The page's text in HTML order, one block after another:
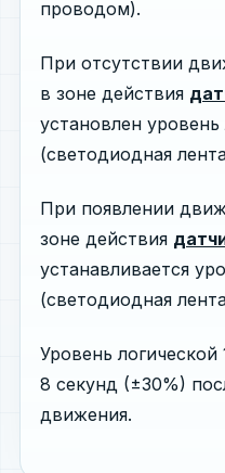
проводом).
При отсутствии
в зоне действия
установлен уровень
(светодиодная
При появлении
зоне действия
устанавливается
(светодиодная
Уровень логической
8 секунд (±30%)
движения.